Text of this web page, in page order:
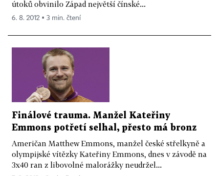
útoků obvinilo Západ největší čínské...
6. 8. 2012 ▪ 3 min. čtení
Finálové trauma. Manžel Kateřiny
Emmons potřetí selhal, přesto má bronz
Američan Matthew Emmons, manžel české střelkyně a
olympijské vítězky Kateřiny Emmons, dnes v závodě na
3x40 ran z libovolné malorážky neudržel...